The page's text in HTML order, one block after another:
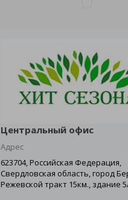
Центральный офис
Адрес
623704, Российская Федерация,
Свердловская область, город
Режевской тракт 15км., здание